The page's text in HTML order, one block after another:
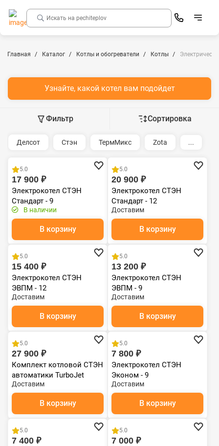
Главная Каталог Котлы и обогреватели Котлы
Узнайте, какой котел вам подойдет
Фильтр Сортировка
Делсот Стэн ТермМикс Zota ...
5.0
17 900 ₽
Электрокотел СТЭН
Стандарт - 9
В наличии
В корзину
5.0
20 900 ₽
Электрокотел СТЭН
Стандарт - 12
Доставим
В корзину
5.0
15 400 ₽
Электрокотел СТЭН
ЭВПМ - 12
Доставим
В корзину
5.0
13 200 ₽
Электрокотел СТЭН
ЭВПМ - 9
Доставим
В корзину
5.0
27 900 ₽
Комплект котловой СТЭН
автоматики TurboJet
Доставим
В корзину
5.0
7 800 ₽
Электрокотел СТЭН
Эконом - 9
Доставим
В корзину
5.0
7 400 ₽
5.0
7 000 ₽